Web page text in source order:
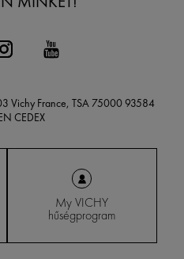
Vichy France, TSA 75000 93584
CEDEX
My VICHY
hűségprogram